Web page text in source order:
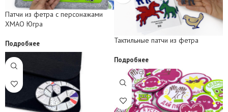
Патчи из фетра с персонажами
ХМАО Югра
Подробнее Тактильные патчи из фетра
Подробнее